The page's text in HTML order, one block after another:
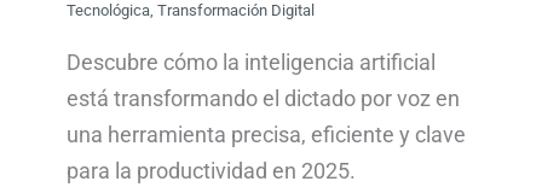
Tecnológica,Transformación Digital
Descubre cómo la inteligencia artificial
está transformando el dictado por voz en
una herramienta precisa, eficiente y clave
para la productividad en 2025.